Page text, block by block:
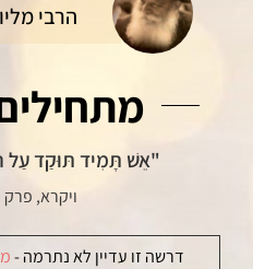
הרבי
"אֵשׁ תָּמִיד תּוּקַד
ויקרא, פרק
דרשה זו עדיין לא נתרמה -